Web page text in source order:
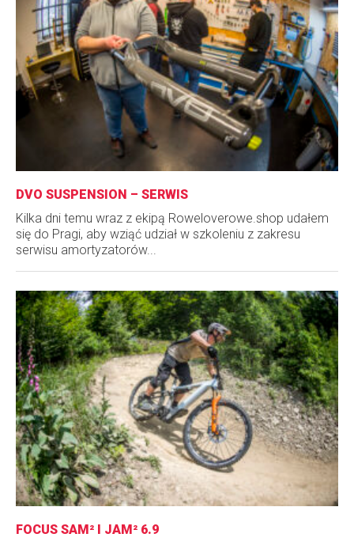
DVO SUSPENSION – SERWIS
Kilka dni temu wraz z ekipą Roweloverowe.shop udałem
się do Pragi, aby wziąć udział w szkoleniu z zakresu
serwisu amortyzatorów...
FOCUS SAM² I JAM² 6.9